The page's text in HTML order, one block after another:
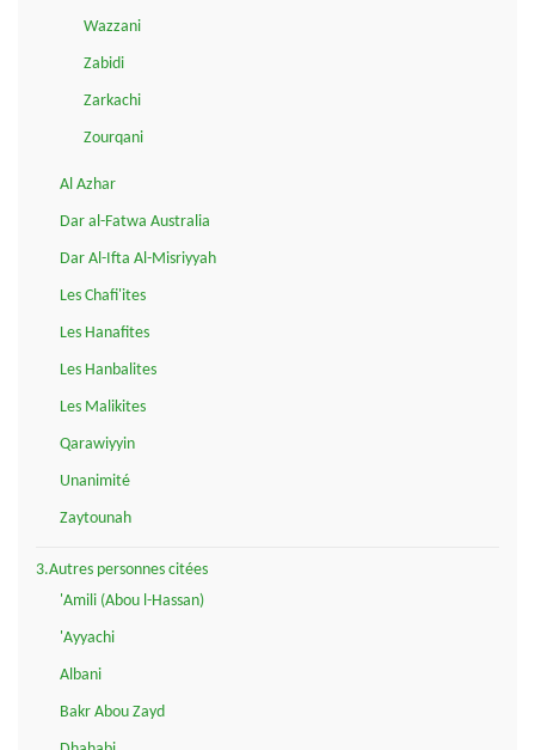
Wazzani
Zabidi
Zarkachi
Zourqani
Al Azhar
Dar al-Fatwa Australia
Dar Al-Ifta Al-Misriyyah
Les Chafi'ites
Les Hanafites
Les Hanbalites
Les Malikites
Qarawiyyin
Unanimité
Zaytounah
3.Autres personnes citées
'Amili (Abou l-Hassan)
'Ayyachi
Albani
Bakr Abou Zayd